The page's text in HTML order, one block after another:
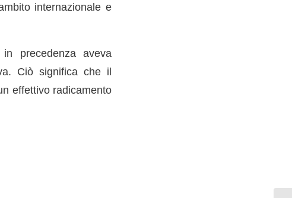
internazionale e
in precedenza aveva
Ciò significa che il
effettivo radicamento